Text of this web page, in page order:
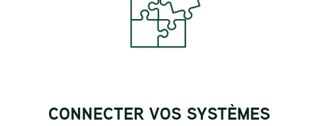
CONNECTER VOS SYSTÈMES